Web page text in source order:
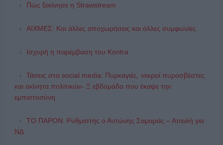
Πώς ξεκίνησε η Strawstream
ΑΙΧΜΕΣ: Και άλλες αποχωρήσεις και άλλες συμφωνίες
Ισχυρή η παρέμβαση του Kontra
Τάσεις στα social media: Πυρκαγιές, νεκροί πυροσβέστες
και ακίνητα πολιτικών- Ξ εβδομάδα που έκαψε την
εμπιστοσύνη
ΤΟ ΠΑΡΟΝ: Ρυθμιστής ο Αντώνης Σαμαράς – Απειλή για
ΝΔ